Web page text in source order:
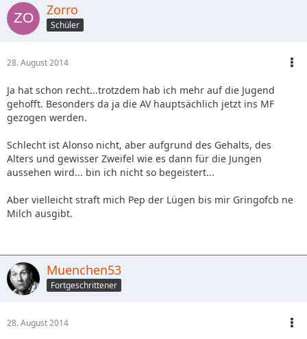
Zorro
Schüler
28. August 2014
Ja hat schon recht...trotzdem hab ich mehr auf die Jugend
gehofft. Besonders da ja die AV hauptsächlich jetzt ins MF
gezogen werden.
Schlecht ist Alonso nicht, aber aufgrund des Gehalts, des
Alters und gewisser Zweifel wie es dann für die Jungen
aussehen wird... bin ich nicht so begeistert...
Aber vielleicht straft mich Pep der Lügen bis mir Gringofcb ne
Milch ausgibt.
Muenchen53
Fortgeschrittener
28. August 2014